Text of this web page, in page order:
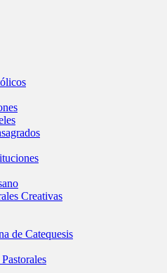
Creativas
de Catequesis